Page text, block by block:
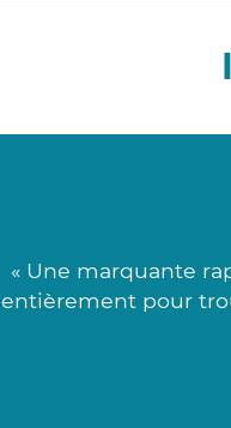
« Une marquante
entièrement pour